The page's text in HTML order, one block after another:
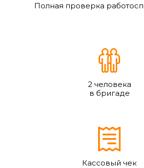
Полная проверка
2 человека
в бригаде
Кассовый чек